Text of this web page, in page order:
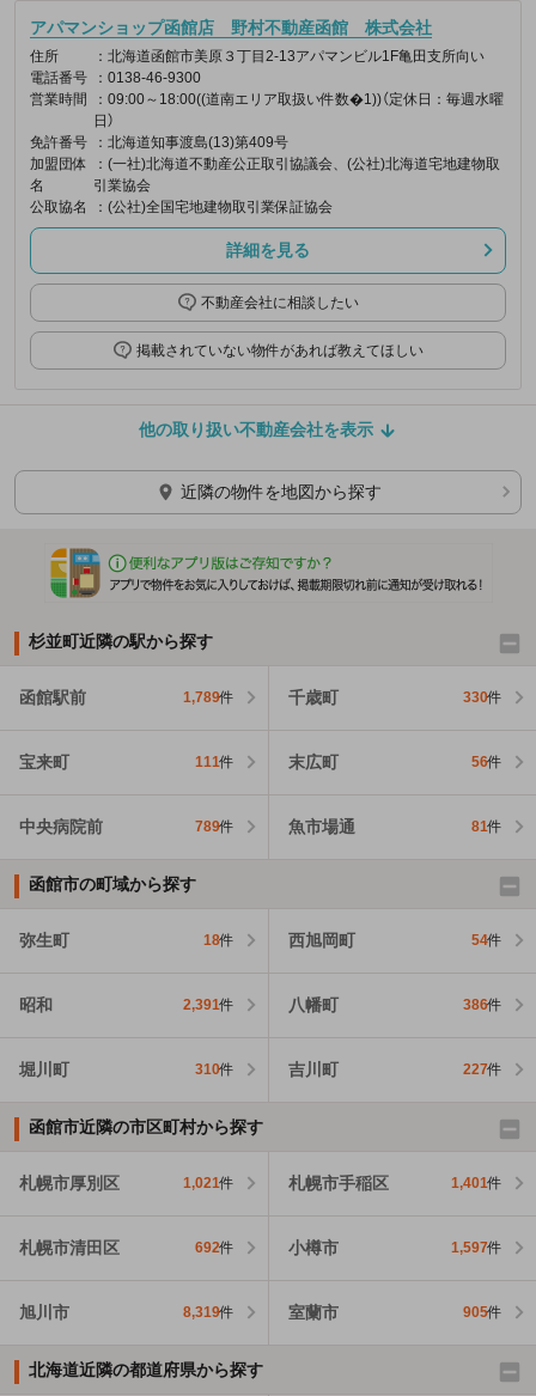
アパマンショップ函館店 野村不動産函館 株式会社
住所
：北海道函館市美原３丁目2-13アパマンビル1F亀田支所向い
電話番号
：0138-46-9300
営業時間
：09:00～18:00((道南エリア取扱い件数�1))（定休日：毎週水曜
日）
免許番号
：北海道知事渡島(13)第409号
加盟団体
名
：(一社)北海道不動産公正取引協議会、(公社)北海道宅地建物取
引業協会
公取協名
：(公社)全国宅地建物取引業保証協会
詳細を見る
不動産会社に相談したい
掲載されていない物件があれば教えてほしい
他の取り扱い不動産会社を表示
近隣の物件を地図から探す
杉並町近隣の駅から探す
函館駅前 1,789件 千歳町 330件
宝来町 111件 末広町 56件
中央病院前 789件 魚市場通 81件
函館市の町域から探す
弥生町 18件 西旭岡町 54件
昭和 2,391件 八幡町 386件
堀川町 310件 吉川町 227件
函館市近隣の市区町村から探す
札幌市厚別区 1,021件 札幌市手稲区 1,401件
札幌市清田区 692件 小樽市 1,597件
旭川市 8,319件 室蘭市 905件
北海道近隣の都道府県から探す